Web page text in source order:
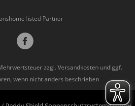
zzgl. Versandkosten und ggf.
wenn nicht anders beschrieben